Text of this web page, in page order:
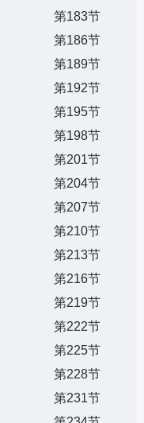
第183节
第186节
第189节
第192节
第195节
第198节
第201节
第204节
第207节
第210节
第213节
第216节
第219节
第222节
第225节
第228节
第231节